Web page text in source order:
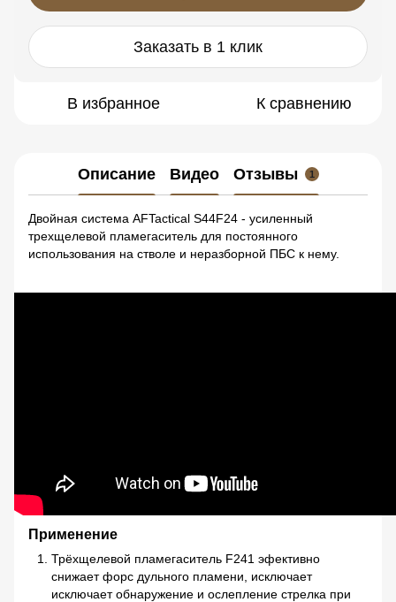
Заказать в 1 клик
В избранное К сравнению
Описание Видео Отзывы 1
Двойная система AFTactical S44F24 - усиленный
трехщелевой пламегаситель для постоянного
использования на стволе и неразборной ПБС к нему.
Применение
Трёхщелевой пламегаситель F241 эфективно
снижает форс дульного пламени, исключает
исключает обнаружение и ослепление стрелка при